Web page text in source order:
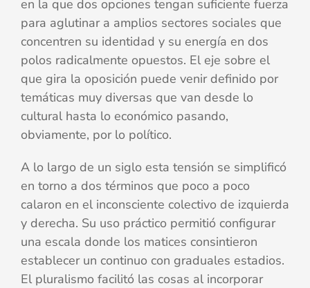
en la que dos opciones tengan suficiente fuerza
para aglutinar a amplios sectores sociales que
concentren su identidad y su energía en dos
polos radicalmente opuestos. El eje sobre el
que gira la oposición puede venir definido por
temáticas muy diversas que van desde lo
cultural hasta lo económico pasando,
obviamente, por lo político.
A lo largo de un siglo esta tensión se simplificó
en torno a dos términos que poco a poco
calaron en el inconsciente colectivo de izquierda
y derecha. Su uso práctico permitió configurar
una escala donde los matices consintieron
establecer un continuo con graduales estadios.
El pluralismo facilitó las cosas al incorporar